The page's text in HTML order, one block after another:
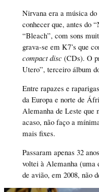
Nirvana era a música
conhecer que, antes do
“Bleach”, com sons
grava-se em K7’s que
compact disc(CDs). O
Utero”, terceiro álbum
Entre rapazes e
da Europa e norte de
Alemanha de Leste que
acaso, não faço a
mais fixes.
Passaram apenas 32
voltei à Alemanha (uma
de avião, em 2008, não